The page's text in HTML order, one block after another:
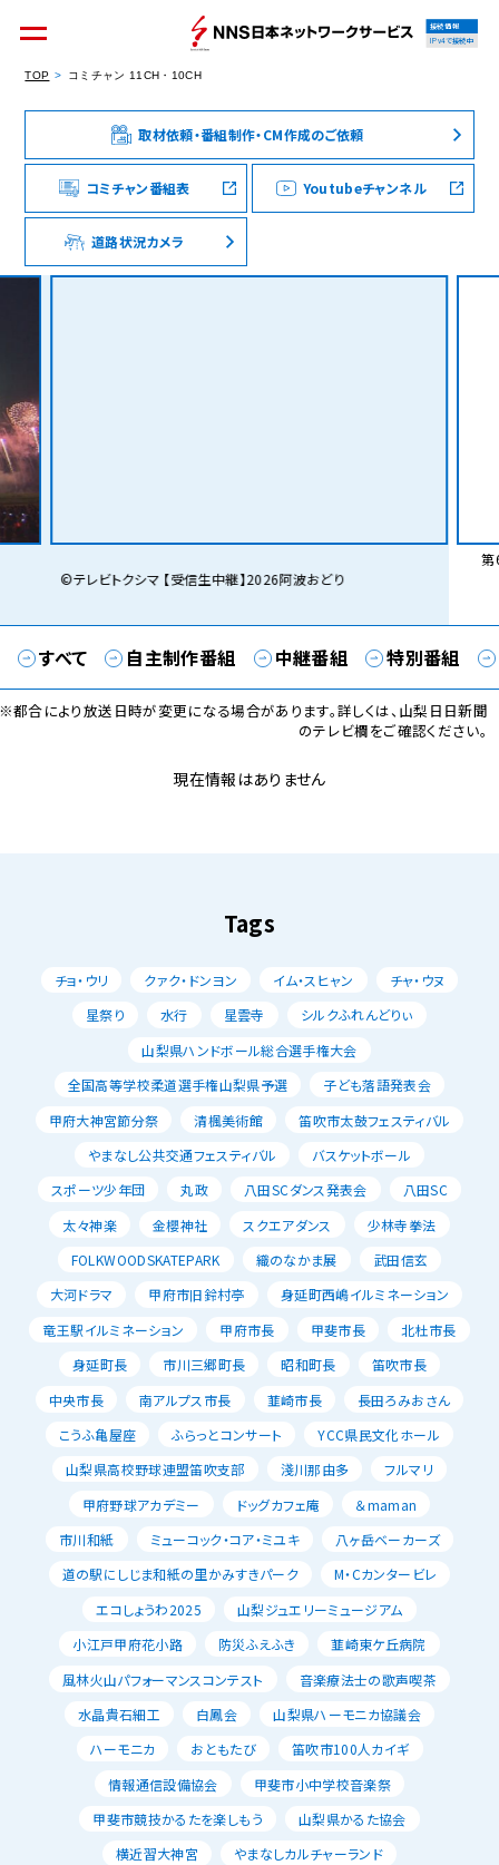
個人のお客様 集合住宅オーナーの方
法人のお客様 料金シミュレーション
接続情報
IPv4で接続中
TOP コミチャン 11CH・10CH
取材依頼・番組制作・CM作成のご依頼
コミチャン番組表 Youtubeチャンネル
道路状況カメラ
©テレビトクシマ 【受信生中継】2026阿波おどり
第
すべて 自主制作番組 中継番組 特別番組
都合により放送日時が変更になる場合があります。詳しくは、山梨日日新聞
のテレビ欄をご確認ください。
現在情報はありません
Tags
チョ・ウリ クァク・ドンヨン イム・スヒャン
チャ・ウヌ
星祭り
水行 星雲寺
シルクふれんどりぃ
山梨県ハンドボール総合選手権大会
全国高等学校柔道選手権山梨県予選
子ども落語発表会
甲府大神宮節分祭
清楓美術館
笛吹市太鼓フェスティバル
やまなし公共交通フェスティバル
バスケットボール
スポーツ少年団
丸政 八田SCダンス発表会
八田SC
太々神楽
金櫻神社 スクエアダンス
少林寺拳法
FOLKWOODSKATEPARK
織のなかま展
武田信玄
大河ドラマ
甲府市旧鈴村亭
身延町西嶋イルミネーション
竜王駅イルミネーション
甲府市長 甲斐市長
北杜市長
身延町長
市川三郷町長 昭和町長
笛吹市長
中央市長
南アルプス市長 韮崎市長
長田ろみおさん
こうふ亀屋座
ふらっとコンサート
YCC県民文化ホール
山梨県高校野球連盟笛吹支部
淺川那由多
フルマリ
甲府野球アカデミー
ドッグカフェ庵
＆maman
市川和紙
ミューコック・コア・ミユキ
八ヶ岳ベーカーズ
道の駅にしじま和紙の里かみすきパーク
M・Cカンタービレ
エコしょうわ2025
山梨ジュエリーミュージアム
小江戸甲府花小路
防災ふえふき
韮崎東ケ丘病院
風林火山パフォーマンスコンテスト
音楽療法士の歌声喫茶
水晶貴石細工
白鳳会
山梨県ハーモニカ協議会
ハーモニカ
おともたび
笛吹市100人カイギ
情報通信設備協会
甲斐市小中学校音楽祭
甲斐市競技かるたを楽しもう
山梨県かるた協会
横近習大神宮
やまなしカルチャーランド